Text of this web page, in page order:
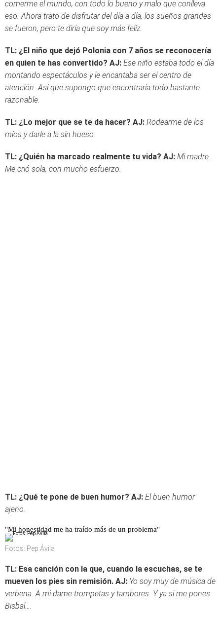
comerme el mundo, con todo lo bueno y malo que conlleva
eso. Ahora trato de disfrutar del día a día, los sueños grandes
se fueron, pero te diría que soy más feliz.
TL: ¿El niño que dejó Polonia con 7 años se reconocería
en quien te has convertido? AJ: Ese niño estaba todo el día
montando espectáculos y le encantaba ser el centro de
atención. Así que supongo que encontraría todo bastante
razonable.
TL: ¿Lo mejor que se te da hacer? AJ: Rodearme de los
míos y darle a la sin hueso.
TL: ¿Quién ha marcado realmente tu vida? AJ: Mi madre.
Me crió sola, con mucho esfuerzo.
TL: ¿Qué te pone de buen humor? AJ: El buen humor
ajeno.
"Mi honestidad me ha traído más de un problema"
Fotos: Pep Ávila
TL: Esa canción con la que, cuando la escuchas, se te
mueven los pies sin remisión. AJ: Yo soy muy de música de
verbena. A mi dame trompetas y tambores. Y ya si me pones
Bisbal….